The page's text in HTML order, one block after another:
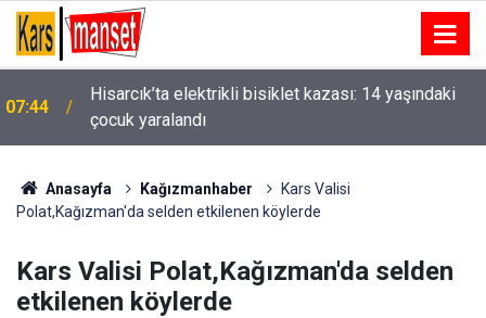
07:44
Hisarcık’ta elektrikli bisiklet kazası: 14 yaşındaki
çocuk yaralandı
Anasayfa Kağızmanhaber
Kars Valisi
Polat,Kağızman'da selden etkilenen köylerde
Kars Valisi Polat,Kağızman'da selden
etkilenen köylerde